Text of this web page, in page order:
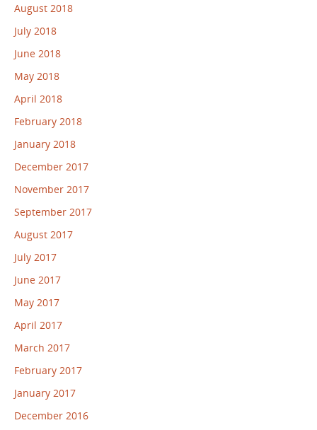
August 2018
July 2018
June 2018
May 2018
April 2018
February 2018
January 2018
December 2017
November 2017
September 2017
August 2017
July 2017
June 2017
May 2017
April 2017
March 2017
February 2017
January 2017
December 2016